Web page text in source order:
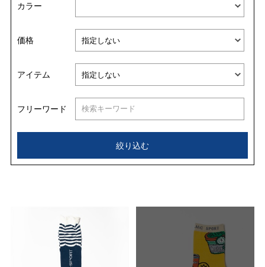
並び替える
カラー
価格
アイテム
フリーワード
絞り込む